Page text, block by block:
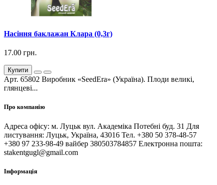
Насіння баклажан Клара (0,3г)
17.00 грн.
Купити
Арт. 65802 Виробник «SeedEra» (Україна). Плоди великі,
глянцеві...
Про компанію
Адреса офісу: м. Луцьк вул. Академіка Потебні буд. 31 Для
листування: Луцьк, Україна, 43016 Тел. +380 50 378-48-57
+380 97 233-98-49 вайбер 380503784857 Електронна пошта:
stakentgugl@gmail.com
Інформація